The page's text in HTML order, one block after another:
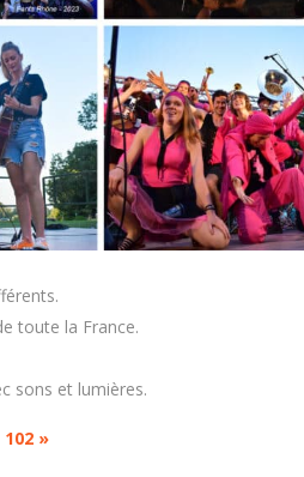
toute la France.
sons et lumières.
102 »